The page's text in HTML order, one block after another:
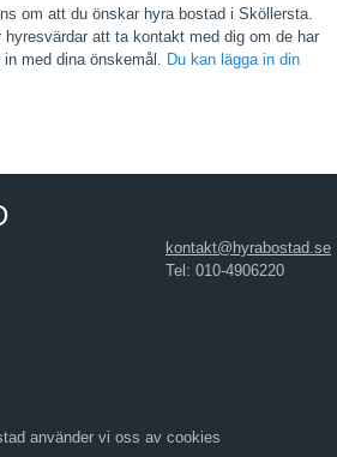
om att du önskar hyra bostad i Sköllersta.
att ta kontakt med dig om de har
med dina önskemål. Du kan lägga in din
kontakt@hyrabostad.se
Tel: 010-4906220
använder vi oss av cookies